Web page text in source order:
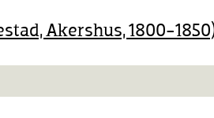
Akershus, 1800-